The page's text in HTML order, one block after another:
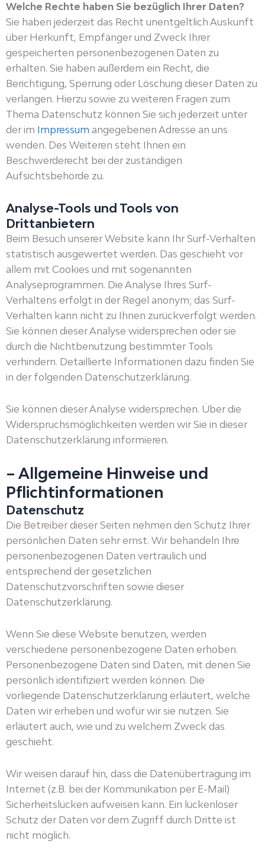
Welche Rechte haben Sie bezüglich Ihrer Daten?
Sie haben jederzeit das Recht unentgeltlich Auskunft
über Herkunft, Empfänger und Zweck Ihrer
gespeicherten personenbezogenen Daten zu
erhalten. Sie haben außerdem ein Recht, die
Berichtigung, Sperrung oder Löschung dieser Daten zu
verlangen. Hierzu sowie zu weiteren Fragen zum
Thema Datenschutz können Sie sich jederzeit unter
der im Impressum angegebenen Adresse an uns
wenden. Des Weiteren steht Ihnen ein
Beschwerderecht bei der zuständigen
Aufsichtsbehörde zu.
Analyse-Tools und Tools von
Drittanbietern
Beim Besuch unserer Website kann Ihr Surf-Verhalten
statistisch ausgewertet werden. Das geschieht vor
allem mit Cookies und mit sogenannten
Analyseprogrammen. Die Analyse Ihres Surf-
Verhaltens erfolgt in der Regel anonym; das Surf-
Verhalten kann nicht zu Ihnen zurückverfolgt werden.
Sie können dieser Analyse widersprechen oder sie
durch die Nichtbenutzung bestimmter Tools
verhindern. Detaillierte Informationen dazu finden Sie
in der folgenden Datenschutzerklärung.
Sie können dieser Analyse widersprechen. Über die
Widerspruchsmöglichkeiten werden wir Sie in dieser
Datenschutzerklärung informieren.
– Allgemeine Hinweise und
Pflichtinformationen
Datenschutz
Die Betreiber dieser Seiten nehmen den Schutz Ihrer
persönlichen Daten sehr ernst. Wir behandeln Ihre
personenbezogenen Daten vertraulich und
entsprechend der gesetzlichen
Datenschutzvorschriften sowie dieser
Datenschutzerklärung.
Wenn Sie diese Website benutzen, werden
verschiedene personenbezogene Daten erhoben.
Personenbezogene Daten sind Daten, mit denen Sie
persönlich identifiziert werden können. Die
vorliegende Datenschutzerklärung erläutert, welche
Daten wir erheben und wofür wir sie nutzen. Sie
erläutert auch, wie und zu welchem Zweck das
geschieht.
Wir weisen darauf hin, dass die Datenübertragung im
Internet (z.B. bei der Kommunikation per E-Mail)
Sicherheitslücken aufweisen kann. Ein lückenloser
Schutz der Daten vor dem Zugriff durch Dritte ist
nicht möglich.